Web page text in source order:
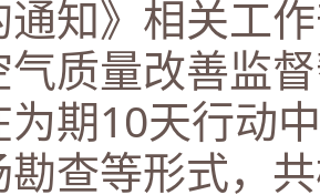
通知》相关工
气质量改善监
期10天行动
查等形式，